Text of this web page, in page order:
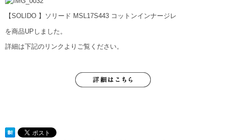
【SOLIDO 】ソリード MSL17S443 コットンインナージレ
を商品UPしました。
詳細は下記のリンクよりご覧ください。